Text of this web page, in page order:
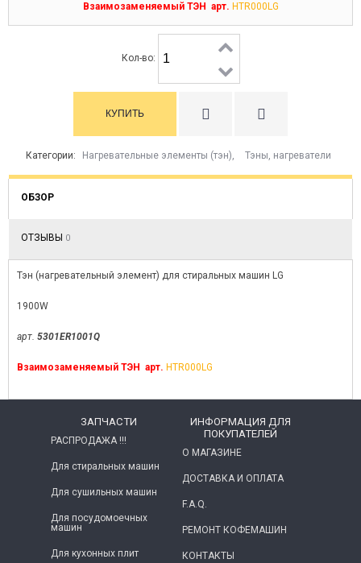
Взаимозаменяемый ТЭН арт. HTR000LG
Кол-во:
Категории: Нагревательные элементы (тэн), Тэны, нагреватели
ОБЗОР
ОТЗЫВЫ 0
Тэн (нагревательный элемент) для стиральных машин LG
1900W
арт. 5301ER1001Q
Взаимозаменяемый ТЭН арт. HTR000LG
ЗАПЧАСТИ
РАСПРОДАЖА !!!
Для стиральных машин
Для сушильных машин
Для посудомоечных
машин
Для кухонных плит
ИНФОРМАЦИЯ ДЛЯ
ПОКУПАТЕЛЕЙ
О МАГАЗИНЕ
ДОСТАВКА И ОПЛАТА
F.A.Q.
РЕМОНТ КОФЕМАШИН
КОНТАКТЫ